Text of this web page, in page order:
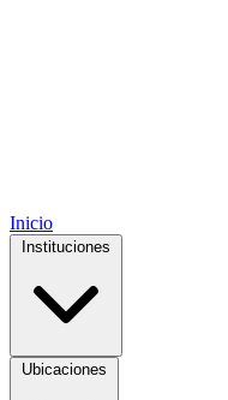
Inicio
Instituciones
Ubicaciones